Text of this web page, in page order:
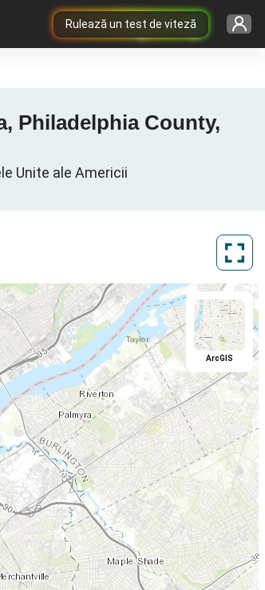
Rulează un test de viteză
Philadelphia County,
Unite ale Americii
ArcGIS